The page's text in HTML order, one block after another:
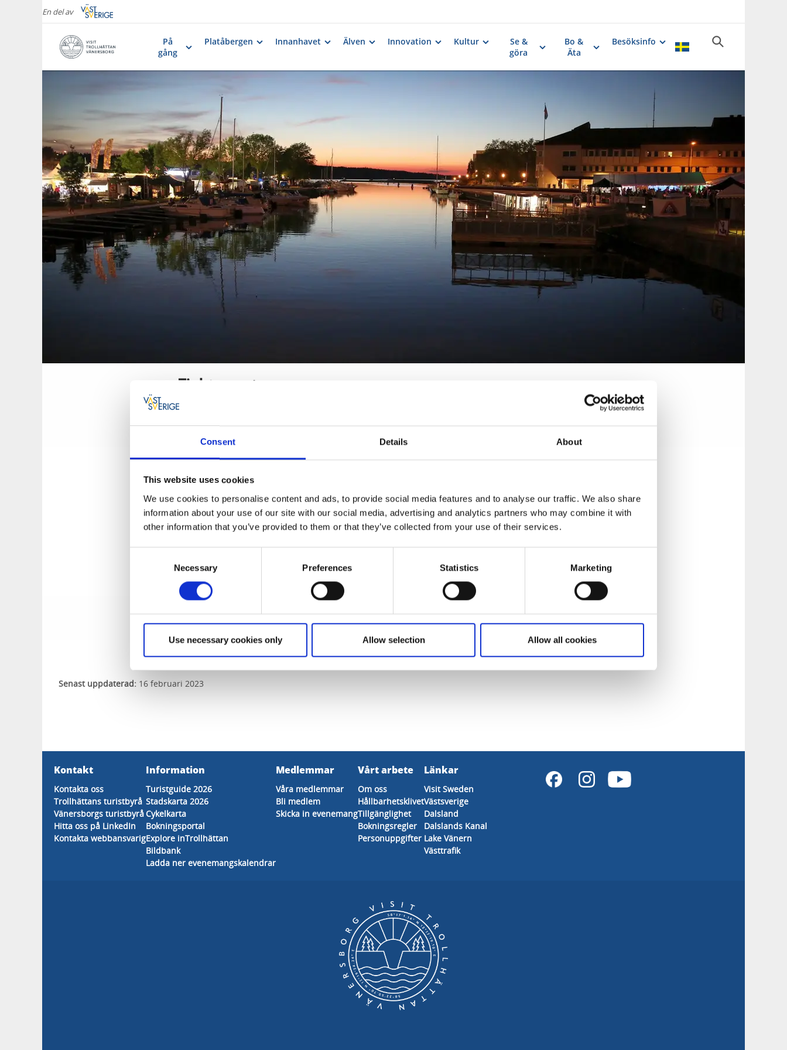
Consent Details About
This website uses cookies
We use cookies to personalise content and ads, to provide social media features and to analyse our traffic. We also share
information about your use of our site with our social media, advertising and analytics partners who may combine it with
other information that you’ve provided to them or that they’ve collected from your use of their services.
Necessary Preferences Statistics Marketing
Use necessary cookies only Allow selection Allow all cookies
En del av
På
gång
Platåbergen Innanhavet Älven Innovation Kultur
Se &
göra
Bo &
Äta
Besöksinfo
Fisktorget
Tillbaka till Aqua Blå
Senast uppdaterad: 16 februari 2023
Kontakt
Kontakta oss
Trollhättans turistbyrå
Vänersborgs turistbyrå
Hitta oss på LinkedIn
Kontakta webbansvarig
Information
Turistguide 2026
Stadskarta 2026
Cykelkarta
Bokningsportal
Explore inTrollhättan
Bildbank
Ladda ner evenemangskalendrar
Medlemmar
Våra medlemmar
Bli medlem
Skicka in evenemang
Vårt arbete
Om oss
Hållbarhetsklivet
Tillgänglighet
Bokningsregler
Personuppgifter
Länkar
Visit Sweden
Västsverige
Dalsland
Dalslands Kanal
Lake Vänern
Västtrafik